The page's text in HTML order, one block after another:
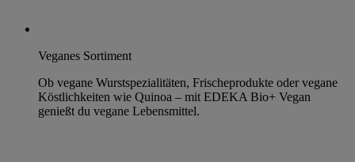
Veganes Sortiment
Ob vegane Wurstspezialitäten, Frischeprodukte oder vegane
Köstlichkeiten wie Quinoa – mit EDEKA Bio+ Vegan
genießt du vegane Lebensmittel.